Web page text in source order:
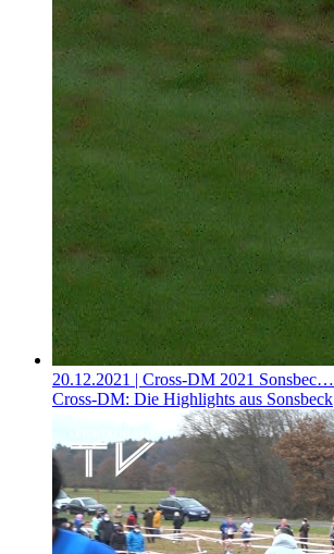
20.12.2021 | Cross-DM 2021 Sonsbec…
Cross-DM: Die Highlights aus Sonsbeck